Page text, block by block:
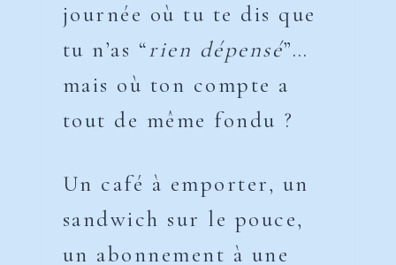
journée où tu te dis que
tu n’as “rien dépensé”…
mais où ton compte a
tout de même fondu ?
Un café à emporter, un
sandwich sur le pouce,
un abonnement à une